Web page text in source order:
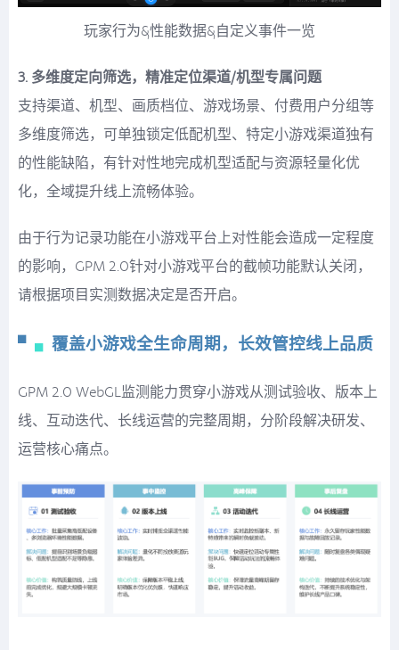
玩家行为&性能数据&自定义事件一览
3. 多维度定向筛选，精准定位渠道/机型专属问题
支持渠道、机型、画质档位、游戏场景、付费用户分组等
多维度筛选，可单独锁定低配机型、特定小游戏渠道独有
的性能缺陷，有针对性地完成机型适配与资源轻量化优
化，全域提升线上流畅体验。
由于行为记录功能在小游戏平台上对性能会造成一定程度
的影响，GPM 2.0针对小游戏平台的截帧功能默认关闭，
请根据项目实测数据决定是否开启。
▘ ▖ 覆盖小游戏全生命周期，长效管控线上品质
GPM 2.0 WebGL监测能力贯穿小游戏从测试验收、版本上
线、互动迭代、长线运营的完整周期，分阶段解决研发、
运营核心痛点。